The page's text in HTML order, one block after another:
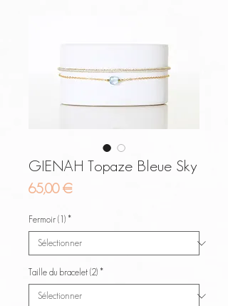
GIENAH Topaze Bleue Sky
65,00 €Prix
Fermoir (1) *
Taille du bracelet (2) *